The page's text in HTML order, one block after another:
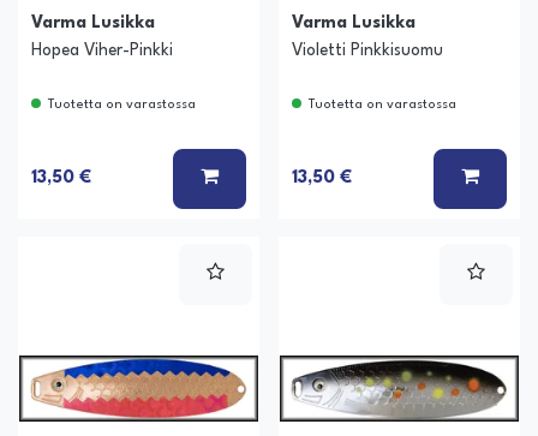
Varma Lusikka
Hopea Viher-Pinkki
Tuotetta on varastossa
13,50 € LISÄÄ KORIIN
Varma Lusikka
Violetti Pinkkisuomu
Tuotetta on varastossa
13,50 € LISÄÄ